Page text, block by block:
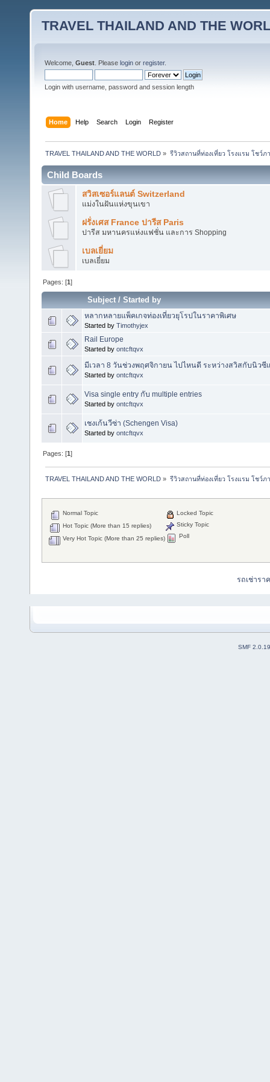
TRAVEL THAILAND AND THE
Welcome, Guest . Please login or register.
Login with username, password and session length
Home Help Search Login Register
TRAVEL THAILAND AND THE WORLD » รีวิวสถานที่ท่องเที่ยว โรงแรม โชว์ภ
Child Boards
สวิสเซอร์แลนต์ Switzerland
แม่งในฝันแห่งขุนเขา
ฝรั่งเศส France ปารีส Paris
ปารีส มหานครแห่งแฟชั่น และการ Shopping
เบลเยี่ยม
เบลเยี่ยม
Pages: [1]
Subject/Started by
หลากหลายแพ็คเกจท่องเที่ยวยุโรปในราคาพิเศษ
Started by Timothyjex
Rail Europe
Started by ontcftqvx
มีเวลา 8 วันช่วงพฤศจิกายน ไปไหนดี ระหว่างสวิสกับนิวซี
Started by ontcftqvx
Visa single entry กับ multiple entries
Started by ontcftqvx
เชงเก้นวีซ่า (Schengen Visa)
Started by ontcftqvx
Pages: [1]
TRAVEL THAILAND AND THE WORLD » รีวิวสถานที่ท่องเที่ยว โรงแรม โชว์ภ
Normal Topic
Hot Topic (More than 15 replies)
Very Hot Topic (More than 25 replies)
Locked Topic
Sticky Topic
Poll
รถเช่าร
SMF 2.0.19